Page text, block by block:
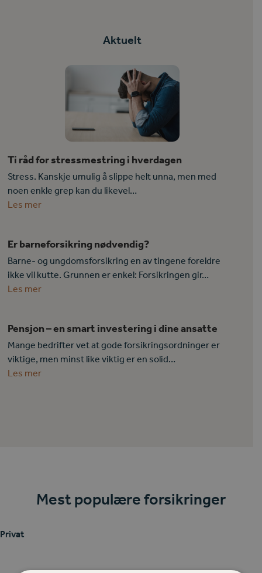
Aktuelt
Ti råd for stressmestring i hverdagen
Stress. Kanskje umulig å slippe helt unna, men med
noen enkle grep kan du likevel…
Les mer
Er barneforsikring nødvendig?
Barne- og ungdomsforsikring en av tingene foreldre
ikke vil kutte. Grunnen er enkel: Forsikringen gir…
Les mer
Pensjon – en smart investering i dine ansatte
Mange bedrifter vet at gode forsikringsordninger er
viktige, men minst like viktig er en solid…
Les mer
Mest populære forsikringer
Privat